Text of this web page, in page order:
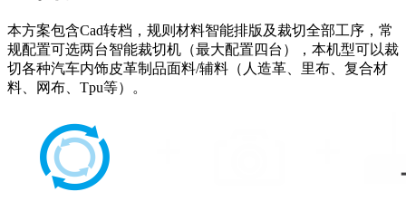
本方案包含Cad转档，规则材料智能排版及裁切全部工序，常
规配置可选两台智能裁切机（最大配置四台），本机型可以裁
切各种汽车内饰皮革制品面料/辅料（人造革、里布、复合材
料、网布、Tpu等）。